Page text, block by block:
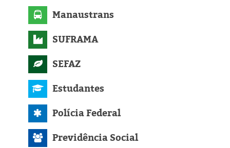
Manaustrans
SUFRAMA
SEFAZ
Estudantes
Polícia Federal
Previdência Social